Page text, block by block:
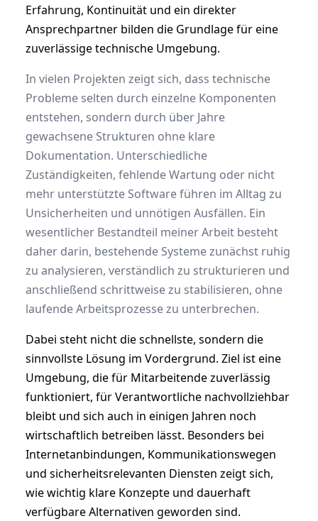
Erfahrung, Kontinuität und ein direkter
Ansprechpartner bilden die Grundlage für eine
zuverlässige technische Umgebung.
In vielen Projekten zeigt sich, dass technische
Probleme selten durch einzelne Komponenten
entstehen, sondern durch über Jahre
gewachsene Strukturen ohne klare
Dokumentation. Unterschiedliche
Zuständigkeiten, fehlende Wartung oder nicht
mehr unterstützte Software führen im Alltag zu
Unsicherheiten und unnötigen Ausfällen. Ein
wesentlicher Bestandteil meiner Arbeit besteht
daher darin, bestehende Systeme zunächst ruhig
zu analysieren, verständlich zu strukturieren und
anschließend schrittweise zu stabilisieren, ohne
laufende Arbeitsprozesse zu unterbrechen.
Dabei steht nicht die schnellste, sondern die
sinnvollste Lösung im Vordergrund. Ziel ist eine
Umgebung, die für Mitarbeitende zuverlässig
funktioniert, für Verantwortliche nachvollziehbar
bleibt und sich auch in einigen Jahren noch
wirtschaftlich betreiben lässt. Besonders bei
Internetanbindungen, Kommunikationswegen
und sicherheitsrelevanten Diensten zeigt sich,
wie wichtig klare Konzepte und dauerhaft
verfügbare Alternativen geworden sind.